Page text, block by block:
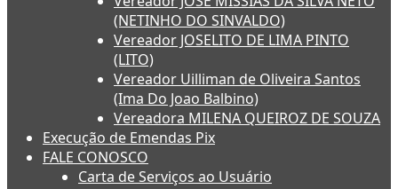
(NETINHO DO SINVALDO)
Vereador JOSELITO DE LIMA PINTO
(LITO)
Vereador Uilliman de Oliveira Santos
(Ima Do Joao Balbino)
Vereadora MILENA QUEIROZ DE SOUZA
Execução de Emendas Pix
FALE CONOSCO
Carta de Serviços ao Usuário